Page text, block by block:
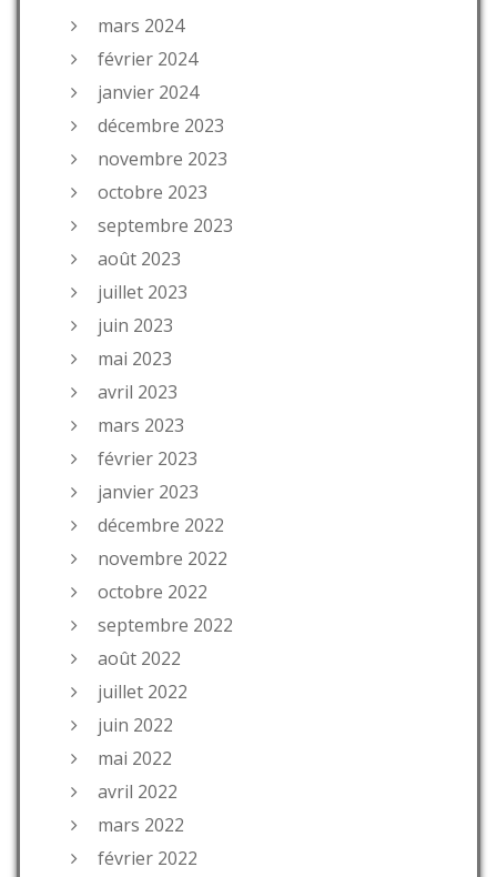
mars 2024
février 2024
janvier 2024
décembre 2023
novembre 2023
octobre 2023
septembre 2023
août 2023
juillet 2023
juin 2023
mai 2023
avril 2023
mars 2023
février 2023
janvier 2023
décembre 2022
novembre 2022
octobre 2022
septembre 2022
août 2022
juillet 2022
juin 2022
mai 2022
avril 2022
mars 2022
février 2022